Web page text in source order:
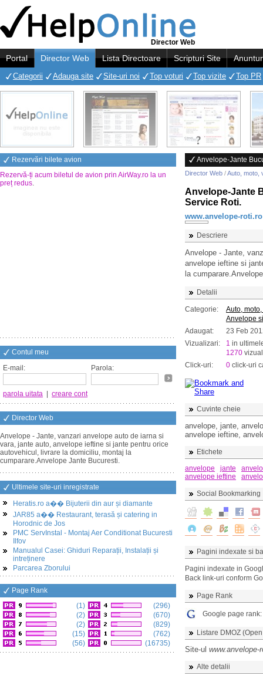
Director Web
Portal Director Web Lista Directoare Scripturi Site
Categorii Adauga site Site-uri noi Top voturi Top vizite Top PR
Rezervări bilete avion
Rezervă-ți acum biletul de avion prin AirWay.ro la un
preț redus.
Contul meu
E-mail:
Parola:
parola uitata creare cont
Director Web
Anvelope - Jante, vanzari anvelope auto de iarna si
vara, jante auto, anvelope ieftine si jante pentru orice
autovehicul, livrare la domiciliu, montaj la
cumparare.Anvelope Jante Bucuresti.
Ultimele site-uri inregistrate
Heratis.ro a�� Bijuterii din aur și diamante
JAR85 a�� Restaurant, terasă și catering in
Horodnic de Jos
PMC ServInstal - Montaj Aer Conditionat Bucuresti
Ilfov
Manualul Casei: Ghiduri Reparații, Instalații și
intreținere
Parcarea Zborului
Page Rank
(1)
(2)
(2)
(15)
(56)
(296)
(670)
(829)
(762)
(16735)
Anvelope-Jante
Director Web /Auto, moto,
Anvelope-Jante
Service Roti.
www.anvelope-roti.ro
Descriere
Anvelope - Jante,
anvelope ieftine si
la
Detalii
Categorie:
Auto,
Anvelope
Adaugat:
23 Feb
Vizualizari:
1 in
1270
Click-uri:
0 click-uri
Cuvinte cheie
anvelope, jante,
anvelope ieftine,
Etichete
anvelope
jante
anvelope ieftine
Social Bookmarking
Pagini indexate si
Pagini indexate in
Back link-uri conform
Page Rank
Google page rank:
Listare DMOZ
Site-ul www.anvelope-
Alte detalii